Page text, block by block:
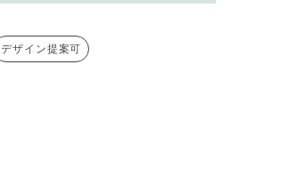
デザイン提案可